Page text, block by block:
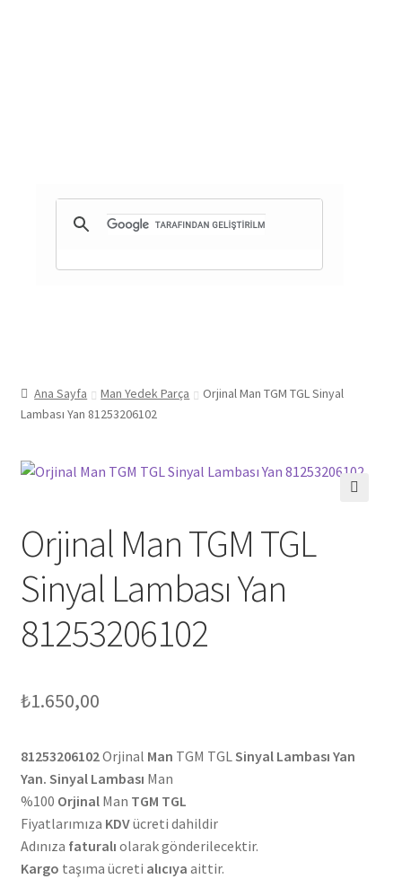
Ana Sayfa Man Yedek Parça
Orjinal Man TGM TGL Sinyal
Lambası Yan 81253206102
Orjinal Man TGM TGL
Sinyal Lambası Yan
81253206102
₺1.650,00
81253206102Orjinal Man TGM TGLSinyal Lambası Yan
Yan. Sinyal Lambası Man
%100 OrjinalMan TGM TGL
Fiyatlarımıza KDVücreti dahildir
Adınıza faturalı olarak gönderilecektir.
Kargo taşıma ücreti alıcıya aittir.